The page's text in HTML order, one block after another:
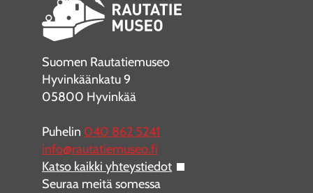
Suomen Rautatiemuseo
Hyvinkäänkatu 9
05800 Hyvinkää
Puhelin 040 862 5241
info@rautatiemuseo.fi
Katso kaikki yhteystiedot
Seuraa meitä somessa